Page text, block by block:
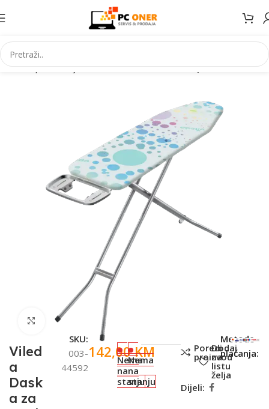
aparati i bijela tehnika Ostali kućanski aparati i dodaci
Click to enlarge
Viled
a
Dask
a za
SKU:
003-
44592
142,00KM
Nema
na
stanju
Nema
na
stanju
Poredi
proizvod
Dodaj
na
listu
želja
Dijeli:
Metode
plaćanja: